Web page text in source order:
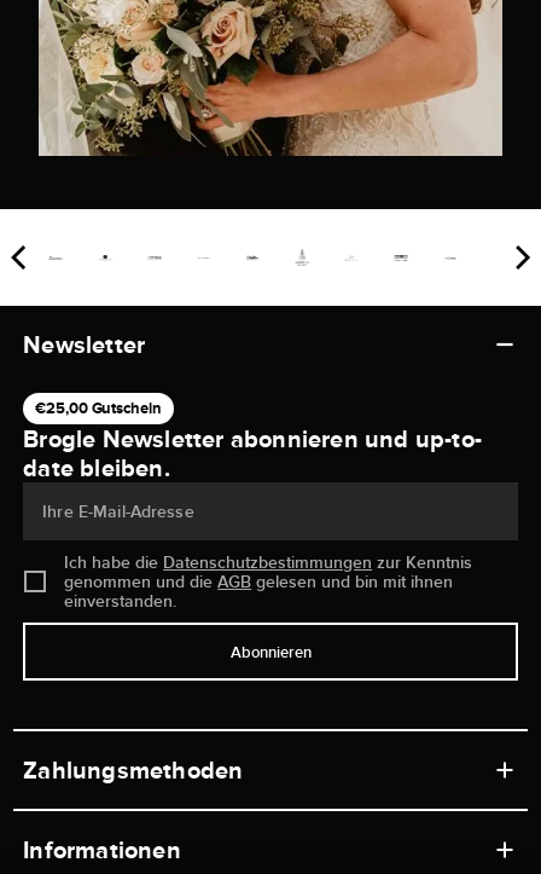
Newsletter
€25,00 Gutschein
Brogle Newsletter abonnieren und up-to-
date bleiben.
Ihre E-Mail-Adresse
Ich habe die Datenschutzbestimmungen zur Kenntnis
genommen und dieAGB gelesen und bin mit ihnen
einverstanden.
Abonnieren
Zahlungsmethoden
Informationen